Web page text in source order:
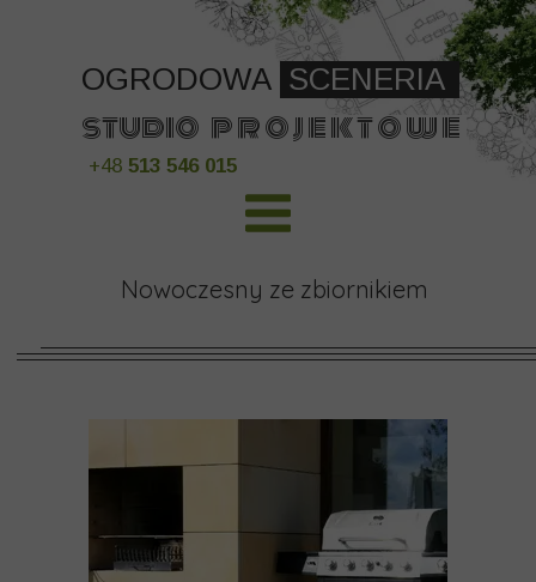
OGRODOWA SCENERIA
+48 513 546 015
studio p r o j e k t o we
Nowoczesny ze zbiornikiem